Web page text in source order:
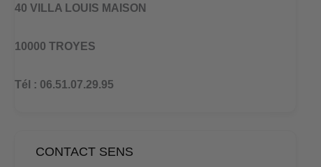
40 VILLA LOUIS MAISON
10000 TROYES
Tél : 06.51.07.29.95
CONTACT SENS